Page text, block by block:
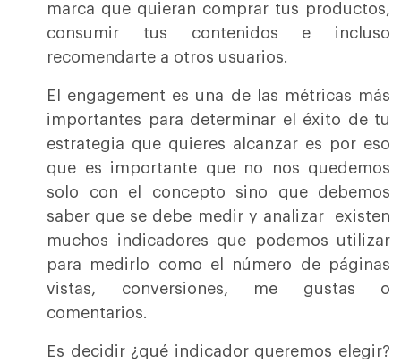
marca que quieran comprar tus productos,
consumir tus contenidos e incluso
recomendarte a otros usuarios.
El engagement es una de las métricas más
importantes para determinar el éxito de tu
estrategia que quieres alcanzar es por eso
que es importante que no nos quedemos
solo con el concepto sino que debemos
saber que se debe medir y analizar existen
muchos indicadores que podemos utilizar
para medirlo como el número de páginas
vistas, conversiones, me gustas o
comentarios.
Es decidir ¿qué indicador queremos elegir?